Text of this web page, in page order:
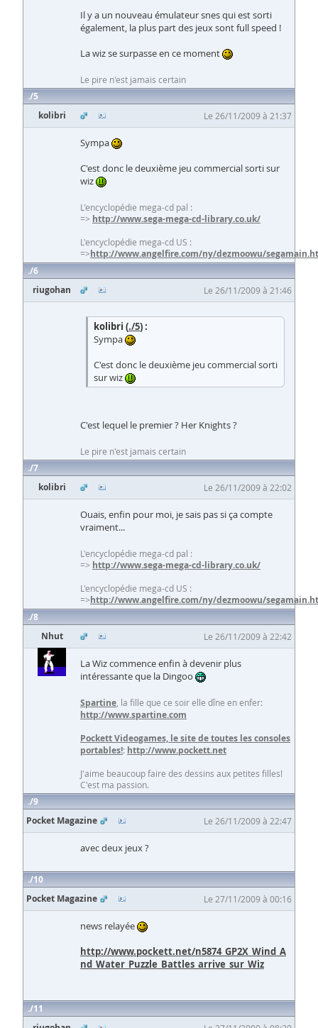
Il y a un nouveau émulateur snes qui est sorti
également, la plus part des jeux sont full speed !
La wiz se surpasse en ce moment
Le pire n'est jamais certain
5
kolibri
Le 26/11/2009 à 21:37
Sympa
C'est donc le deuxième jeu commercial sorti sur
wiz
L'encyclopédie mega-cd pal :
=> http://www.sega-mega-cd-library.co.uk/
L'encyclopédie mega-cd US :
=>http://www.angelfire.com/ny/dezmoowu/
6
riugohan
Le 26/11/2009 à 21:46
kolibri (./5) :
Sympa
C'est donc le deuxième jeu commercial sorti
sur wiz
C'est lequel le premier ? Her Knights ?
Le pire n'est jamais certain
7
kolibri
Le 26/11/2009 à 22:02
Ouais, enfin pour moi, je sais pas si ça compte
vraiment...
L'encyclopédie mega-cd pal :
=> http://www.sega-mega-cd-library.co.uk/
L'encyclopédie mega-cd US :
=>http://www.angelfire.com/ny/dezmoowu/
8
Nhut
Le 26/11/2009 à 22:42
La Wiz commence enfin à devenir plus
intéressante que la Dingoo
Spartine , la fille que ce soir elle dîne en enfer:
http://www.spartine.com
Pockett Videogames, le site de toutes les consoles
portables!: http://www.pockett.net
J'aime beaucoup faire des dessins aux petites filles!
C'est ma passion.
9
Pocket Magazine
Le 26/11/2009 à 22:47
avec deux jeux ?
10
Pocket Magazine
Le 27/11/2009 à 00:16
news relayée
http://www.pockett.net/n5874_GP2X_Wind_A
nd_Water_Puzzle_Battles_arrive_sur_Wiz
11